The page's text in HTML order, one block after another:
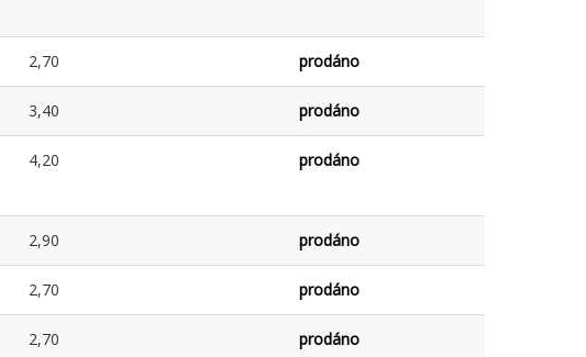
2,70 prodáno
3,40 prodáno
4,20 prodáno
2,90 prodáno
2,70 prodáno
2,70 prodáno